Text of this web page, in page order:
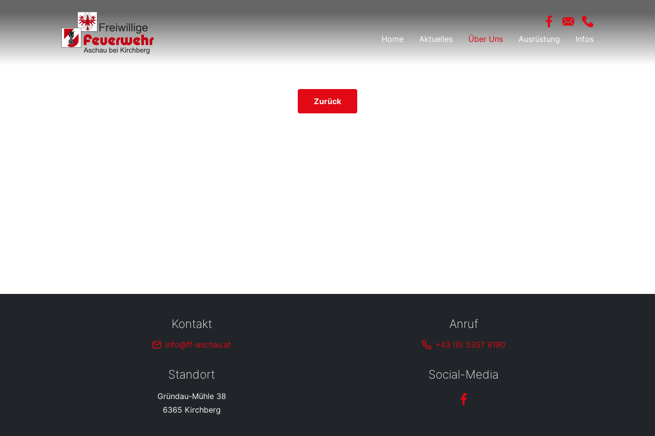
Home Aktuelles Über Uns Ausrüstung Infos
Zurück
Kontakt
info@ff-aschau.at
Anruf
+43 (0) 5357 8190
Standort
Gründau-Mühle 38
6365 Kirchberg
Social-Media